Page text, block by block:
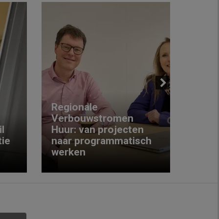
Regionale
Verbouwstromen
Huur: van projecten
naar programmatisch
werken
Next